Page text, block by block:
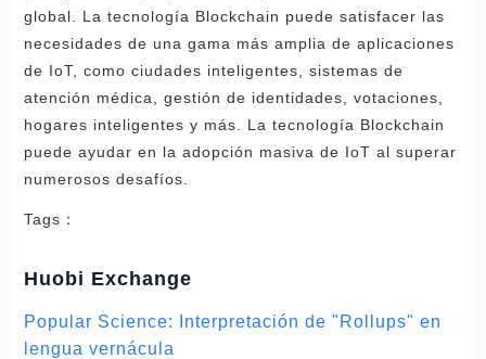
global. La tecnología Blockchain puede satisfacer las
necesidades de una gama más amplia de aplicaciones
de IoT, como ciudades inteligentes, sistemas de
atención médica, gestión de identidades, votaciones,
hogares inteligentes y más. La tecnología Blockchain
puede ayudar en la adopción masiva de IoT al superar
numerosos desafíos.
Tags：
Huobi Exchange
Popular Science: Interpretación de "Rollups" en
lengua vernácula